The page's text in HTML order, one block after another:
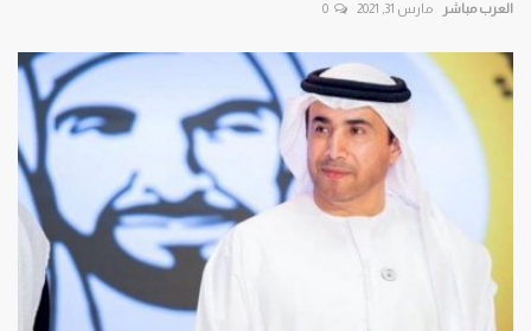
العرب مباشر مارس 31, 2021 0